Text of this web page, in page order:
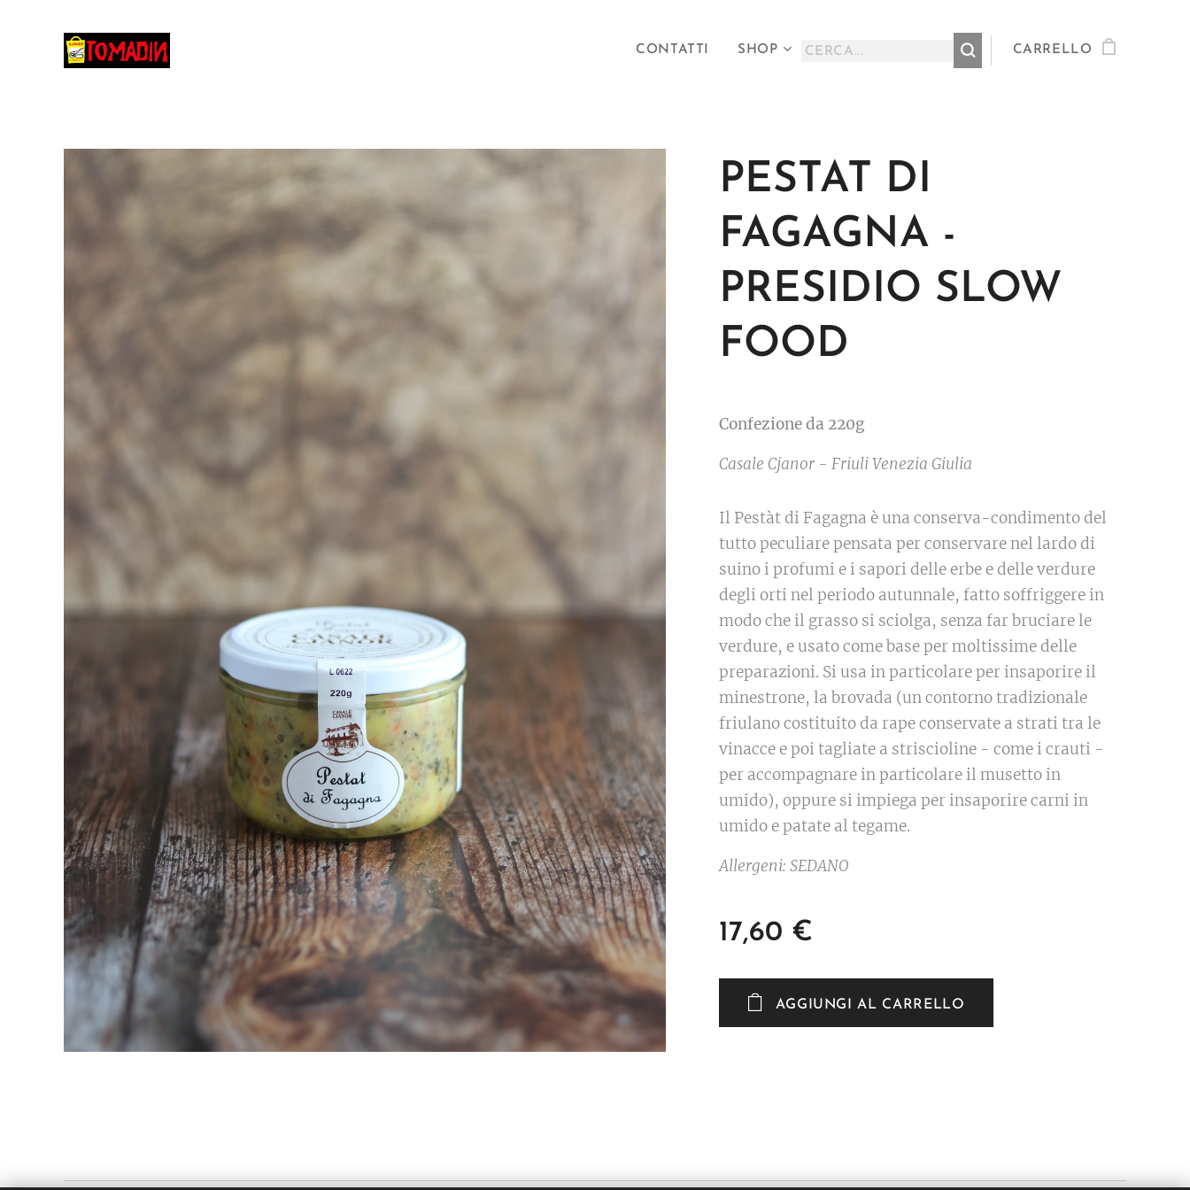
CONTATTI SHOP CARRELLO
PESTAT DI
FAGAGNA -
PRESIDIO SLOW
FOOD
Confezione da 220g
Casale Cjanor - Friuli Venezia Giulia
Il Pestàt di Fagagna è una conserva-condimento del
tutto peculiare pensata per conservare nel lardo di
suino i profumi e i sapori delle erbe e delle verdure
degli orti nel periodo autunnale, fatto soffriggere in
modo che il grasso si sciolga, senza far bruciare le
verdure, e usato come base per moltissime delle
preparazioni. Si usa in particolare per insaporire il
minestrone, la brovada (un contorno tradizionale
friulano costituito da rape conservate a strati tra le
vinacce e poi tagliate a striscioline - come i crauti -
per accompagnare in particolare il musetto in
umido), oppure si impiega per insaporire carni in
umido e patate al tegame.
Allergeni: SEDANO
17,60 €
AGGIUNGI AL CARRELLO